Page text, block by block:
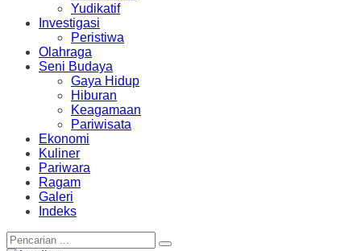
Yudikatif
Investigasi
Peristiwa
Olahraga
Seni Budaya
Gaya Hidup
Hiburan
Keagamaan
Pariwisata
Ekonomi
Kuliner
Pariwara
Ragam
Galeri
Indeks